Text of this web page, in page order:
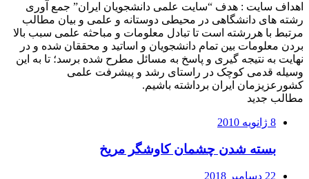
اهداف سایت : هدف “سایت علمی دانشجویان ایران” جمع آوری
رشته های دانشگاهی در محیطی دوستانه و علمی و بیان مطالب
مرتبط با هررشته است تا تبادل معلومات و مباحثه علمی سبب بالا
بردن معلومات بین تمام دانشجویان و اساتید و محققان شده و در
نهایت به نتیجه گیری و پاسخ به مسائل مطرح شده برسد؛ تا به این
وسیله قدمی کوچک در راستای رشد و پیشرفت علمی
کشورعزیزمان ایران برداشته باشیم.
مطالب جدید
8 ژانویه 2010
بسته شدن چشمان کاوشگر مريخ
22 دسامبر 2018